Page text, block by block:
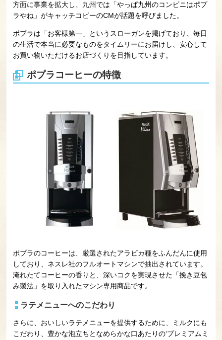
方面に事業を拡大し、九州では「やっぱ九州のコンビニはポプ
ラやね」がキャッチコピーのCMが話題を呼びました。
ポプラは「お客様第一」というスローガンを掲げており、毎日
の生活で本当に必要なものをタイムリーにお届けし、安心して
お買い物いただけるお店づくりを目指しています。
ポプラコーヒーの特徴
ポプラのコーヒーは、厳選されたアラビカ種をふんだんに使用
しており、ネスレ社のフルオートマシンで抽出されています。
淹れたてコーヒーの香りと、深いコクを実現させた「挽き豆包
み製法」を取り入れたマシン専用商品です。
ラテメニューへのこだわり
さらに、おいしいラテメニューを提供するために、ミルクにも
こだわり、豊かな泡立ちとなめらかな口あたりの‘プレミアムミ